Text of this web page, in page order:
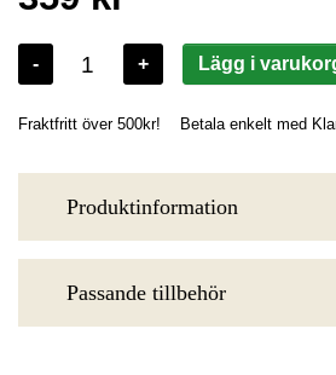
Produktinformation
Passande tillbehör